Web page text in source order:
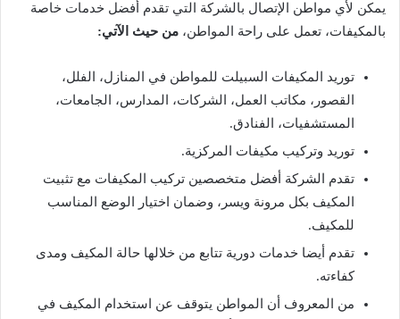
يمكن لأي مواطن الإتصال بالشركة التي تقدم أفضل خدمات خاصة
بالمكيفات، تعمل على راحة المواطن، من حيث الآتي:
توريد المكيفات السبيلت للمواطن في المنازل، الفلل،
القصور، مكاتب العمل، الشركات، المدارس، الجامعات،
المستشفيات، الفنادق.
توريد وتركيب مكيفات المركزية.
تقدم الشركة أفضل متخصصين تركيب المكيفات مع تثبيت
المكيف بكل مرونة ويسر، وضمان اختيار الوضع المناسب
للمكيف.
تقدم أيضا خدمات دورية تتابع من خلالها حالة المكيف ومدى
كفاءته.
من المعروف أن المواطن يتوقف عن استخدام المكيف في